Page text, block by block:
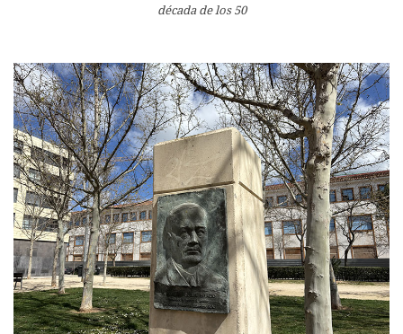
década de los 50